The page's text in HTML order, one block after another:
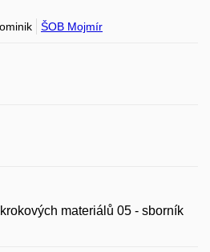
ŠOB Mojmír
materiálů 05 - sborník